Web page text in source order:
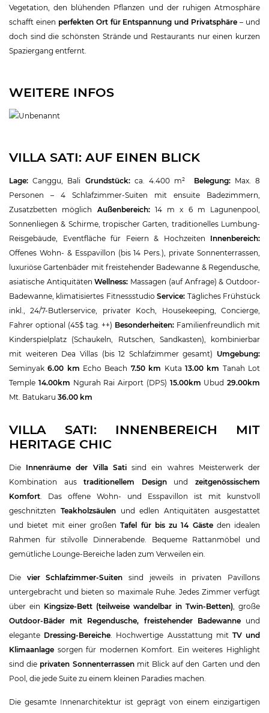
Vegetation, den blühenden Pflanzen und der ruhigen Atmosphäre
schafft einen perfekten Ort für Entspannung und Privatsphäre – und
doch sind die schönsten Strände und Restaurants nur einen kurzen
Spaziergang entfernt.
WEITERE INFOS
VILLA SATI: AUF EINEN BLICK
Lage: Canggu, Bali Grundstück:ca. 4.400 m² Belegung:Max. 8
Personen – 4 Schlafzimmer-Suiten mit ensuite Badezimmern,
Zusatzbetten möglich Außenbereich:14 m x 6 m Lagunenpool,
Sonnenliegen & Schirme, tropischer Garten, traditionelles Lumbung-
Reisgebäude, Eventfläche für Feiern & Hochzeiten Innenbereich:
Offenes Wohn- & Esspavillon (bis 14 Pers.), private Sonnenterrassen,
luxuriöse Gartenbäder mit freistehender Badewanne & Regendusche,
asiatische AntiquitätenWellness: Massagen (auf Anfrage) & Outdoor-
Badewanne, klimatisiertes FitnessstudioService: Tägliches Frühstück
inkl., 24/7-Butlerservice, privater Koch, Housekeeping, Concierge,
Fahrer optional (45$ tag. ++) Besonderheiten: Familienfreundlich mit
Kinderspielplatz (Schaukeln, Rutschen, Sandkasten), kombinierbar
mit weiteren Dea Villas (bis 12 Schlafzimmer gesamt) Umgebung:
Seminyak6.00 km Echo Beach 7.50 km Kuta 13.00 km Tanah Lot
Temple 14.00km Ngurah Rai Airport (DPS) 15.00km Ubud 29.00km
Mt. Batukaru 36.00 km
VILLA SATI: INNENBEREICH MIT
HERITAGE CHIC
Die Innenräume der Villa Satisind ein wahres Meisterwerk der
Kombination austraditionellem Designundzeitgenössischem
Komfort . Das offene Wohn- und Esspavillon ist mit kunstvoll
geschnitzten Teakholzsäulenund edlen Antiquitäten ausgestattet
und bietet mit einer großenTafel für bis zu 14 Gästeden idealen
Rahmen für stilvolle Dinnerabende. Bequeme Rattanmöbel und
gemütliche Lounge-Bereiche laden zum Verweilen ein.
Die vier Schlafzimmer-Suiten sind jeweils in privaten Pavillons
untergebracht und bieten so maximale Ruhe. Jedes Zimmer verfügt
über ein Kingsize-Bett (teilweise wandelbar in Twin-Betten) , große
Outdoor-Bäder mit Regendusche, freistehender Badewanneund
elegante Dressing-Bereiche . Hochwertige Ausstattung mit TV und
Klimaanlage sorgen für modernen Komfort. Ein weiteres Highlight
sind die privaten Sonnenterrassenmit Blick auf den Garten und den
Pool, die jede Suite zu einem kleinen Paradies machen.
Die gesamte Innenarchitektur ist geprägt von einem einzigartigen